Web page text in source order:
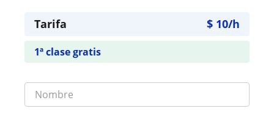
Tarifa $ 10/h
1ª clase gratis